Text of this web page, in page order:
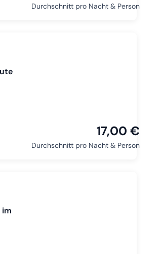
Durchschnitt pro Nacht & Person
17,00 €
Durchschnitt pro Nacht & Person
im